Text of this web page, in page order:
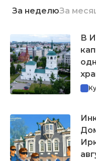
За неделюЗа
В